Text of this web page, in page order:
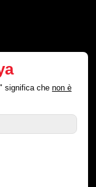
significa chenon è